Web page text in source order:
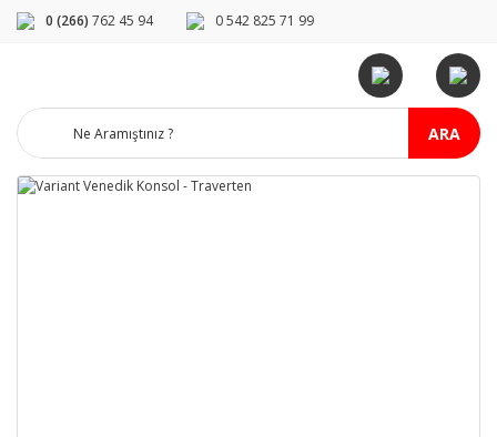
0 (266) 762 45 94 0 542 825 71 99
ARA